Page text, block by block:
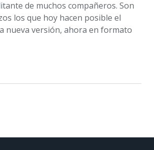
de muchos compañeros. Son
los que hoy hacen posible el
nueva versión, ahora en formato